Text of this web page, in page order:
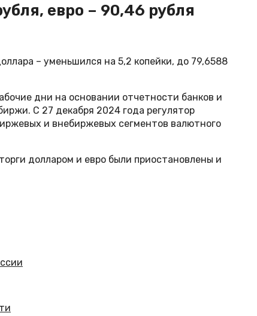
евро – 90,46 рубля
– уменьшился на 5,2 копейки, до 79,6588
дни на основании отчетности банков и
С 27 декабря 2024 года регулятор
и внебиржевых сегментов валютного
долларом и евро были приостановлены и